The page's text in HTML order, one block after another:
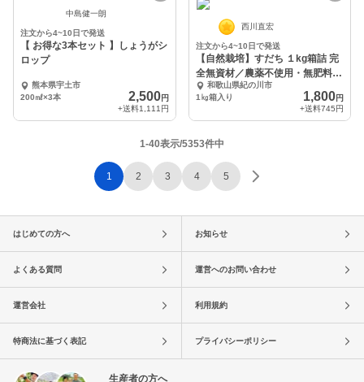
中島健一朗
注文から4~10日で発送
【 お得な3本セット 】しょうがシ
ロップ
熊本県宇土市
200㎖×3本
2,500円
+送料1,111円
西川直宏
注文から4~10日で発送
【自然栽培】すだち １kg箱詰 完
全無資材／農薬不使用・無肥料・
無除草剤
和歌山県紀の川市
1㎏箱入り
1,800円
+送料745円
1-40表示/5353件中
1 2 3 4 5
はじめての方へ お知らせ
よくある質問 運営へのお問い合わせ
運営会社 利用規約
特商法に基づく表記 プライバシーポリシー
生産者の方へ